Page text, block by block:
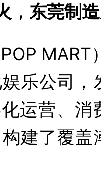
，东莞制
乐公司
运营、消
建了覆